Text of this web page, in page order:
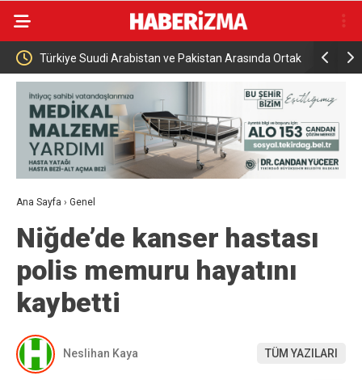
Pakistan Arasında Ortak Rusya açıklarındaki Türk kuru yük gemisine
Ana Sayfa › Genel
Niğde’de kanser hastası
polis memuru hayatını
kaybetti
Neslihan Kaya TÜM YAZILARI